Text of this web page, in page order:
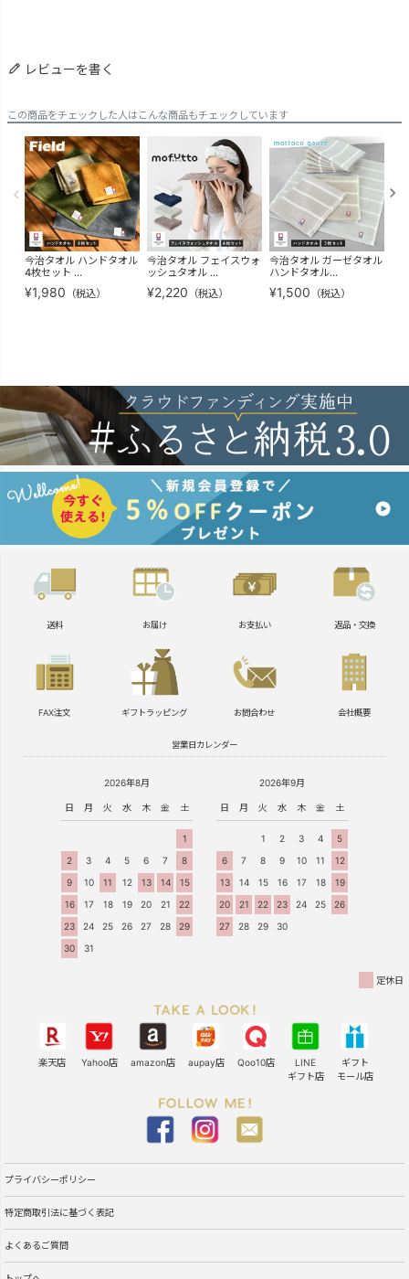
レビューを書く
この商品をチェックした人はこんな商品もチェックしています
今治タオル ハンドタオル
4枚セット ...
¥1,980 （税込）
今治タオル フェイスウォ
ッシュタオル ...
¥2,220 （税込）
今治タオル ガーゼタオル
ハンドタオル...
¥1,500 （税込）
送料 お届け お支払い 返品・交換
FAX注文 ギフトラッピング お問合わせ 会社概要
営業日カレンダー
2026年8月
日 月 火 水 木 金 土
1
2
3 4 5 6 7
8
9
10 11 12 13 14
15
16
17 18 19 20 21
22
23
24 25 26 27 28
29
30
31
2026年9月
日 月 火 水 木 金 土
1 2 3 4
5
6
7 8 9 10 11
12
13
14 15 16 17 18
19
20
21 22 23 24 25
26
27
28 29 30
定休日
楽天店 Yahoo店 amazon店 aupay店 Qoo10店
LINE
ギフト店
ギフト
モール店
プライバシーポリシー
特定商取引法に基づく表記
よくあるご質問